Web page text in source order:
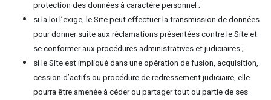
protection des données à caractère personnel ;
si la loi l’exige, le Site peut effectuer la transmission de données
pour donner suite aux réclamations présentées contre le Site et
se conformer aux procédures administratives et judiciaires ;
si le Site est impliqué dans une opération de fusion, acquisition,
cession d’actifs ou procédure de redressement judiciaire, elle
pourra être amenée à céder ou partager tout ou partie de ses